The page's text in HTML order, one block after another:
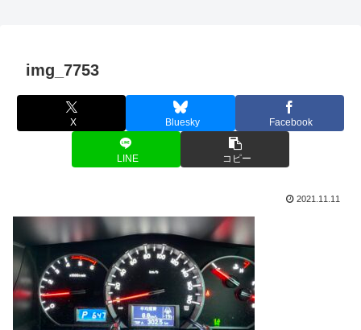
img_7753
X Bluesky Facebook
LINE コピー
2021.11.11